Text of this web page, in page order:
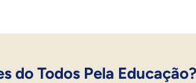
do Todos Pela